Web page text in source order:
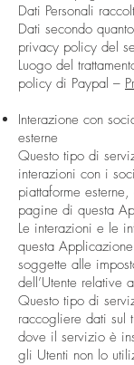
Dati Personali
Dati secondo
privacy policy del
Luogo del
policy di Paypal –
Interazione con
esterne​
Questo tipo di
interazioni con i
piattaforme
pagine di questa
Le interazioni e le
questa
soggette alle
dell’Utente relative
Questo tipo di
raccogliere dati sul
dove il servizio è
gli Utenti non lo